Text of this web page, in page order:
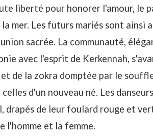
liberté pour honorer l'amour, le
mer. Les futurs mariés sont ainsi
sacrée. La communauté,
avec l'esprit de Kerkennah,
et de la zokra domptée par le
d'un nouveau né. Les
drapés de leur foulard rouge et
l'homme et la femme.